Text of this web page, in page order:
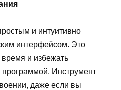
и интуитивно
интерфейсом. Это
и избежать
Инструмент
даже если вы